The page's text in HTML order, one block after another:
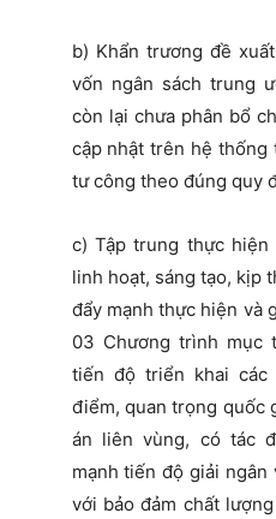
b) Khẩn trương đề
vốn ngân sách trung
còn lại chưa phân bổ
cập nhật trên hệ thống
tư công theo đúng quy
c) Tập trung thực hiện
linh hoạt, sáng tạo, kịp
đẩy mạnh thực hiện và
03 Chương trình mục
tiến độ triển khai
điểm, quan trọng quốc
án liên vùng, có tác
mạnh tiến độ giải
với bảo đảm chất